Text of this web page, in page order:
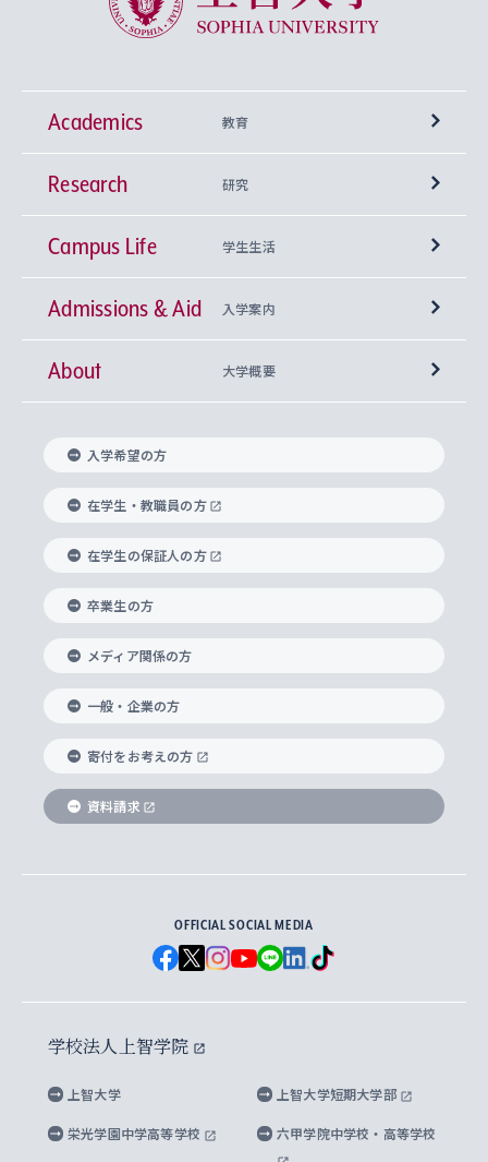
Academics 教育
学部
神学部
文学部
総合人間科学部
経済学部
外国語学部
総合グローバル学部
国際教養学部
理工学部
Futures） – 持続可能な未来を考える６学科連携
興味から学科を探す
上智大学の全学共通教育
基盤教育センター
キリスト教人間学
身体知
思考と表現
データサイエンス
上智大学の語学教育
言語教育研究センター
上智大学のグローバル教育
グローバル教育センター
上智大学で学ぶ
海外で学ぶ
学びのサポート
大学院
神学研究科
実践宗教学研究科
総合人間科学研究科
経済学研究科
グローバル・スタディーズ研究科
助産学専攻科
生涯学習
Research 研究
研究所 等
キリスト教文化研究所
中世思想研究所
国際言語情報研究所
グローバル・コンサーン研究所
比較文化研究所
ヨーロッパ研究所
アジア文化研究所
アメリカ・カナダ研究所
メディア・ジャーナリズム研究所
水稀少社会研究センター
先進機械・構造材料イノベーションセンター
Sophia Open Research Weeks (SORW)
産官学連携
知的財産
研究支援制度
重点領域研究・自由課題研究
研究活動に関する法令・研究費の使用について
Campus Life 学生生活
学期区分と授業時間割
課外活動
課外教育プログラム
ボランティア活動
グローバルな学びのコミュニティ
学生の相談窓口
心身の健康相談
ハラスメント防止の取り組み
障がいのある学生への支援
キャリア形成サポート
キャリア形成支援プログラム
就職（内定先）・進路統計
企業の採用ご担当者様へのご案内
住まいのサポート
Admissions & Aid 入学案内
上智大学で取得できる学位
入れの方針）
科目等履修生
研究生・外国人特別研究生・国費留学生
交換留学生(海外大学から上智大学で学ぶ)
ノンディグリー生
Sophia Short-term Program受講生
学費・奨学金
学部入学前に出願する奨学金
国による高等教育の修学支援新制度
大学院生対象の奨学金
海外留学する際の費用と奨学金
About 大学概要
理事長・学長メッセージ
学長・副学長紹介
上智大学の精神
上智大学の理念
上智大学の沿革
ソフィア・アーカイブズ
上智大学とカトリック
グローバルエンゲージメント
上智大学を訪れた世界の知性
国連Weeks・アフリカWeeks
ダイバーシティ＆サステナビリティへの取り組み
上智大学公式ソーシャルメディア
学校法人上智学院について
数字で見る上智大学
上智大学のネットワーク
父母・保証人とのネットワーク
学外とのネットワーク
上智大学の出版物
上智大学大学案内・大学院案内
英文広報誌 SOPHIA magazine
上智大学のビジュアル・アイデンティティ
上智大学ビジュアル・アイデンティティ
上智大学校歌 ・上智大学学生歌
上智大学への取材・キャンパスでの撮影について
上智大学の公開情報
上智大学の教育研究活動等の情報公表
キャンパス案内
入学希望の方
在学生・教職員の方
在学生の保証人の方
卒業生の方
メディア関係の方
一般・企業の方
寄付をお考えの方
資料請求
OFFICIAL SOCIAL MEDIA
学校法人上智学院
上智大学 上智大学短期大学部
栄光学園中学高等学校 六甲学院中学校・高等学校